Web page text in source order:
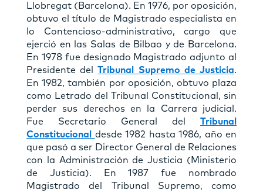
Llobregat (Barcelona). En 1976, por oposición,
obtuvo el título de Magistrado especialista en
lo Contencioso-administrativo, cargo que
ejerció en las Salas de Bilbao y de Barcelona.
En 1978 fue designado Magistrado adjunto al
Presidente delTribunal Supremo de Justicia.
En 1982, también por oposición, obtuvo plaza
como Letrado del Tribunal Constitucional, sin
perder sus derechos en la Carrera judicial.
Fue Secretario General del Tribunal
Constitucional desde 1982 hasta 1986, año en
que pasó a ser Director General de Relaciones
con la Administración de Justicia (Ministerio
de Justicia). En 1987 fue nombrado
Magistrado del Tribunal Supremo, como